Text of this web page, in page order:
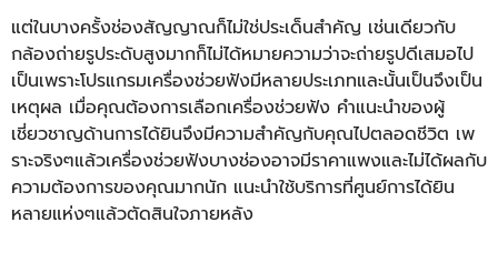
แต่ในบางครั้งช่องสัญญาณก็ไม่ใช่ประเด็นสำคัญ เช่นเดียวกับ
กล้องถ่ายรูประดับสูงมากก็ไม่ได้หมายความว่าจะถ่ายรูปดีเสมอไป
เป็นเพราะโปรแกรมเครื่องช่วยฟังมีหลายประเภทและนั้นเป็นจึงเป็น
เหตุผล เมื่อคุณต้องการเลือกเครื่องช่วยฟัง คำแนะนำของผู้
เชี่ยวชาญด้านการได้ยินจึงมีความสำคัญกับคุณไปตลอดชีวิต เพ
ราะจริงๆแล้วเครื่องช่วยฟังบางช่องอาจมีราคาแพงและไม่ได้ผลกับ
ความต้องการของคุณมากนัก แนะนำใช้บริการที่ศูนย์การได้ยิน
หลายแห่งๆแล้วตัดสินใจภายหลัง